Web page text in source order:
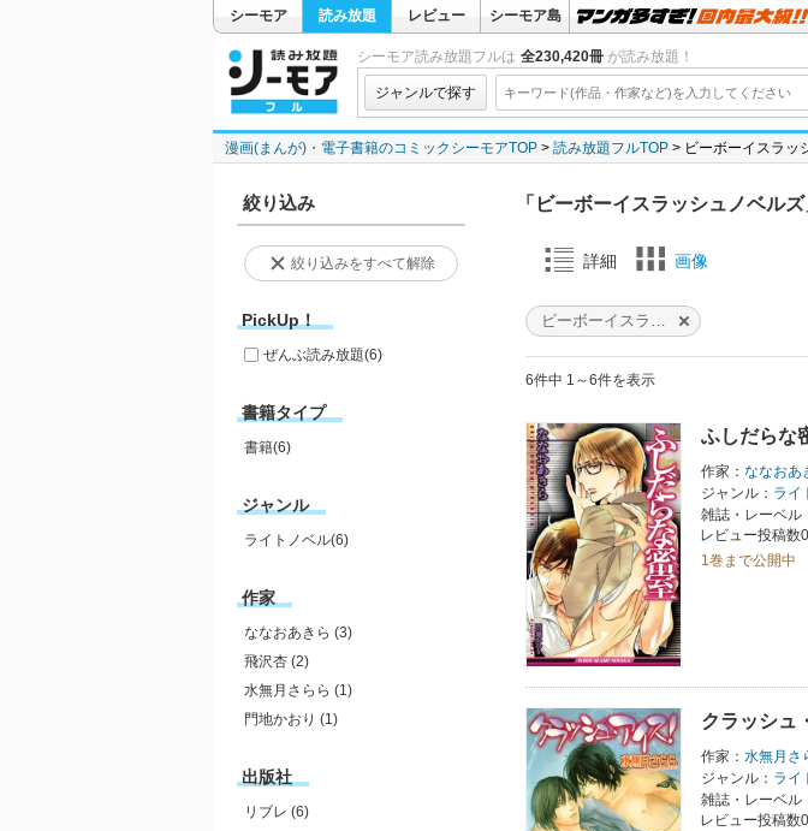
シーモア 読み放題 レビュー シーモア島
シーモア読み放題フルは 全230,420冊 が読み放題！
ジャンルで探す
漫画(まんが)・電子書籍のコミックシーモアTOP 読み放題フルTOP ビーボーイスラッ
絞り込み
絞り込みをすべて解除
PickUp！
ぜんぶ読み放題(6)
書籍タイプ
書籍(6)
ジャンル
ライトノベル(6)
作家
ななおあきら (3)
飛沢杏 (2)
水無月さらら (1)
門地かおり (1)
出版社
リブレ (6)
「ビーボーイスラッシュノベルズ
詳細 画像
6件中 1～6件を表示
ふしだらな
作家： ななおあ
ジャンル： ライ
雑誌・レーベル
レビュー投稿数
1巻まで公開中
クラッシュ
作家： 水無月さ
ジャンル： ライ
雑誌・レーベル
レビュー投稿数